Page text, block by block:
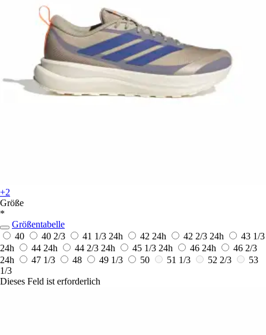
+2
Größe
*
Größentabelle
40
40 2/3 41 1/3 24h 42 24h 42 2/3 24h
43 1/3
24h
44 24h 44 2/3 24h 45 1/3 24h 46 24h
46 2/3
24h
47 1/3 48 49 1/3 50 51 1/3 52 2/3
53
1/3
Dieses Feld ist erforderlich